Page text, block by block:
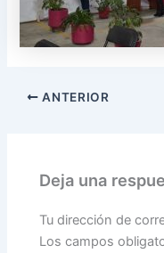
ANTERIOR
Deja una
Tu dirección de
Los campos